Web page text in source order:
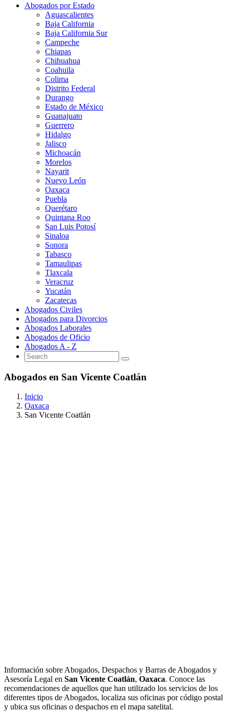
Abogados por Estado
Aguascalientes
Baja California
Baja California Sur
Campeche
Chiapas
Chihuahua
Coahuila
Colima
Distrito Federal
Durango
Estado de México
Guanajuato
Guerrero
Hidalgo
Jalisco
Michoacán
Morelos
Nayarit
Nuevo León
Oaxaca
Puebla
Querétaro
Quintana Roo
San Luis Potosí
Sinaloa
Sonora
Tabasco
Tamaulipas
Tlaxcala
Veracruz
Yucatán
Zacatecas
Abogados Civiles
Abogados para Divorcios
Abogados Laborales
Abogados de Oficio
Abogados A - Z
Abogados en San Vicente Coatlán
Inicio
Oaxaca
San Vicente Coatlán
Información sobre Abogados, Despachos y Barras de Abogados y
Asesoría Legal en San Vicente Coatlán, Oaxaca. Conoce las
recomendaciones de aquellos que han utilizado los servicios de los
diferentes tipos de Abogados, localiza sus oficinas por código postal
y ubica sus oficinas o despachos en el mapa satelital.